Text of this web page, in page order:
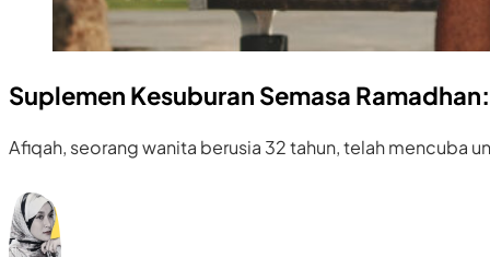
Suplemen Kesuburan Semasa
Afiqah, seorang wanita berusia 32 tahun, telah mencuba